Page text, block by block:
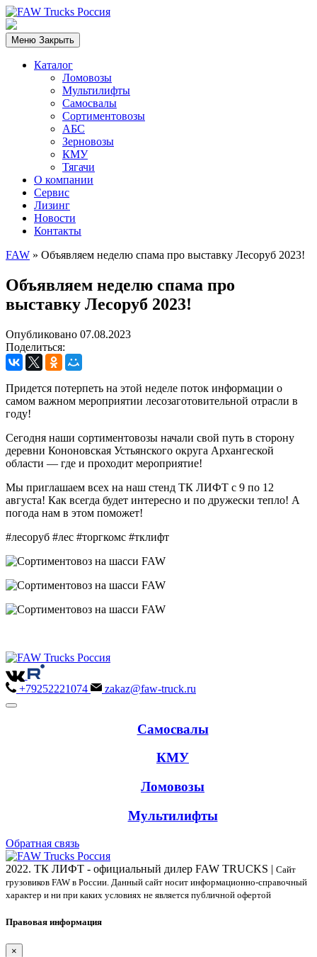
Меню Закрыть
Каталог
Ломовозы
Мультилифты
Самосвалы
Сортиментовозы
АБС
Зерновозы
КМУ
Тягачи
О компании
Сервис
Лизинг
Новости
Контакты
FAW » Объявляем неделю спама про выставку Лесоруб 2023!
Объявляем неделю спама про
выставку Лесоруб 2023!
Опубликовано 07.08.2023
Поделиться:
Придется потерпеть на этой неделе поток информации о
самом важном мероприятии лесозаготовительной отрасли в
году!
Сегодня наши сортиментовозы начали свой путь в сторону
деревни Кононовская Устьянского округа Архангеской
области — где и проходит мероприятие!
Мы приглашаем всех на наш стенд ТК ЛИФТ с 9 по 12
августа! Как всегда будет интересно и по дружески тепло! А
погода нам в этом поможет!
#лесоруб #лес #торгкомс #тклифт
+79252221074 zakaz@faw-truck.ru
Самосвалы
КМУ
Ломовозы
Мультилифты
Обратная связь
2022. ТК ЛИФТ - официальный дилер FAW TRUCKS | Сайт
грузовиков FAW в России. Данный сайт носит информационно-справочный
характер и ни при каких условиях не является публичной офертой
Правовая информация
×